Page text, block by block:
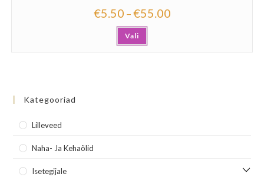
€5.50 –€55.00
Vali
Kategooriad
Lilleveed
Naha- Ja Kehaõlid
Isetegijale